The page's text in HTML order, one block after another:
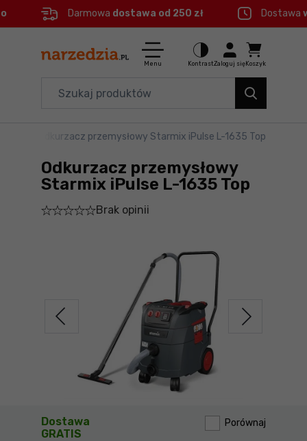
Menu główne
Informacje o produkcie
Do koszyka
Szczegółowe informacje
Stopka
Mapa strony
Darmowa dostawa od 250 zł Dostawa
Menu KontrastZaloguj się Koszyk
Elektronarzędzia
Akcesoria
BHP
Odkurzacz przemysłowy Starmix iPulse L-1635 Top
Odkurzacz przemysłowy
Starmix iPulse L-1635 Top
Brak opinii
Dostawa
GRATIS
Porównaj